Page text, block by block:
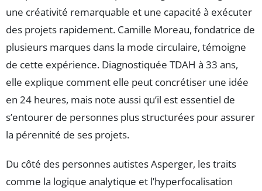
une créativité remarquable et une capacité à exécuter
des projets rapidement. Camille Moreau, fondatrice de
plusieurs marques dans la mode circulaire, témoigne
de cette expérience. Diagnostiquée TDAH à 33 ans,
elle explique comment elle peut concrétiser une idée
en 24 heures, mais note aussi qu’il est essentiel de
s’entourer de personnes plus structurées pour assurer
la pérennité de ses projets.
Du côté des personnes autistes Asperger, les traits
comme la logique analytique et l’hyperfocalisation